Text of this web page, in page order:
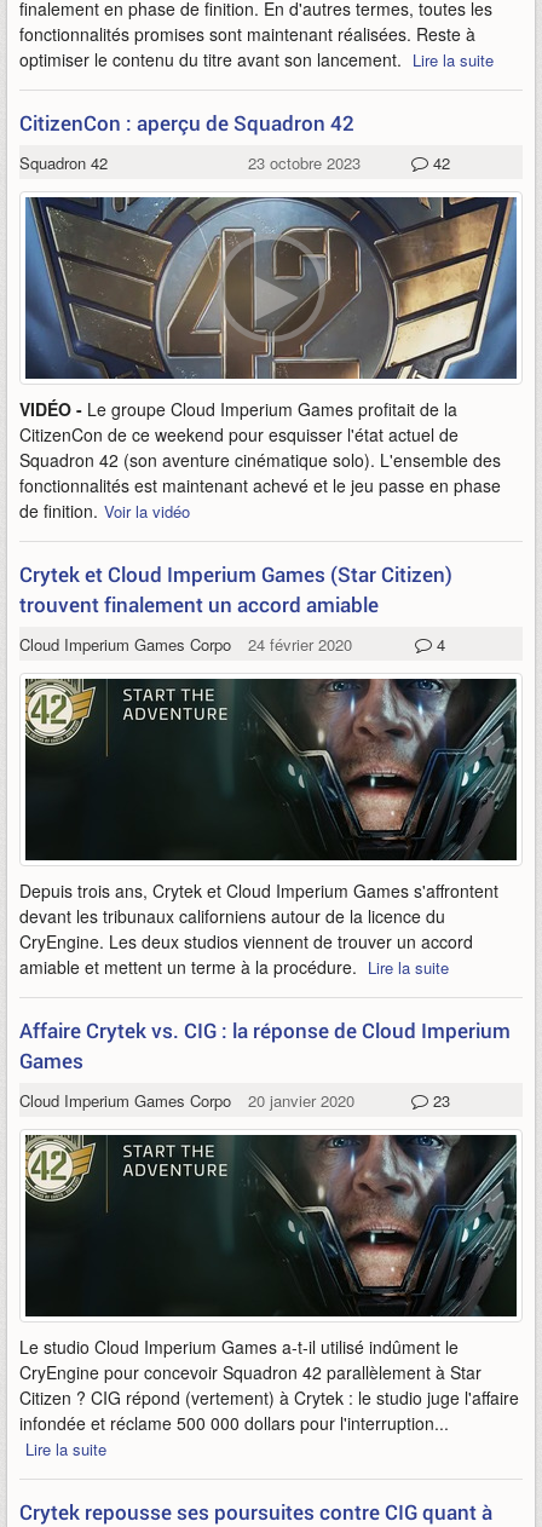
finalement en phase de finition. En d'autres termes, toutes les
fonctionnalités promises sont maintenant réalisées. Reste à
optimiser le contenu du titre avant son lancement. Lire la suite
CitizenCon : aperçu de Squadron 42
Squadron 42 23 octobre 2023 42
VIDÉO - Le groupe Cloud Imperium Games profitait de la
CitizenCon de ce weekend pour esquisser l'état actuel de
Squadron 42 (son aventure cinématique solo). L'ensemble des
fonctionnalités est maintenant achevé et le jeu passe en phase
de finition. Voir la vidéo
Crytek et Cloud Imperium Games (Star Citizen)
trouvent finalement un accord amiable
Cloud Imperium Games Corporation24 février 2020 4
Depuis trois ans, Crytek et Cloud Imperium Games s'affrontent
devant les tribunaux californiens autour de la licence du
CryEngine. Les deux studios viennent de trouver un accord
amiable et mettent un terme à la procédure. Lire la suite
Affaire Crytek vs. CIG : la réponse de Cloud Imperium
Games
Cloud Imperium Games Corporation20 janvier 2020 23
Le studio Cloud Imperium Games a-t-il utilisé indûment le
CryEngine pour concevoir Squadron 42 parallèlement à Star
Citizen ? CIG répond (vertement) à Crytek : le studio juge l'affaire
infondée et réclame 500 000 dollars pour l'interruption...
Lire la suite
Crytek repousse ses poursuites contre CIG quant à